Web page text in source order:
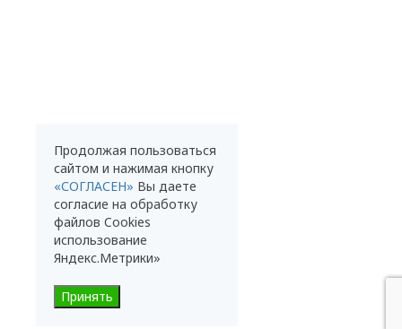
Продолжая пользоваться
сайтом и нажимая кнопку
«СОГЛАСЕН» Вы даете
согласие на обработку
файлов Cookies
использование
Яндекс.Метрики»
Принять